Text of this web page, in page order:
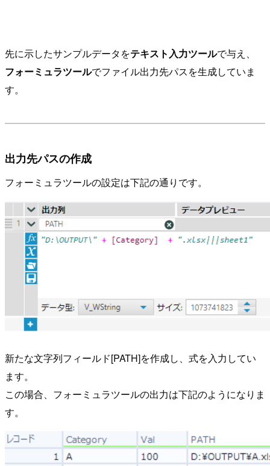
先に示したサンプルデータをテキスト入力ツールで与え、
フォーミュラツールでファイル出力先パスを生成していま
す。
出力先パスの作成
フォーミュラツールの設定は下記の通りです。
新たな文字列フィールド[PATH]を作成し、式を入力してい
ます。
この場合、フォーミュラツールの出力は下記のようになりま
す。